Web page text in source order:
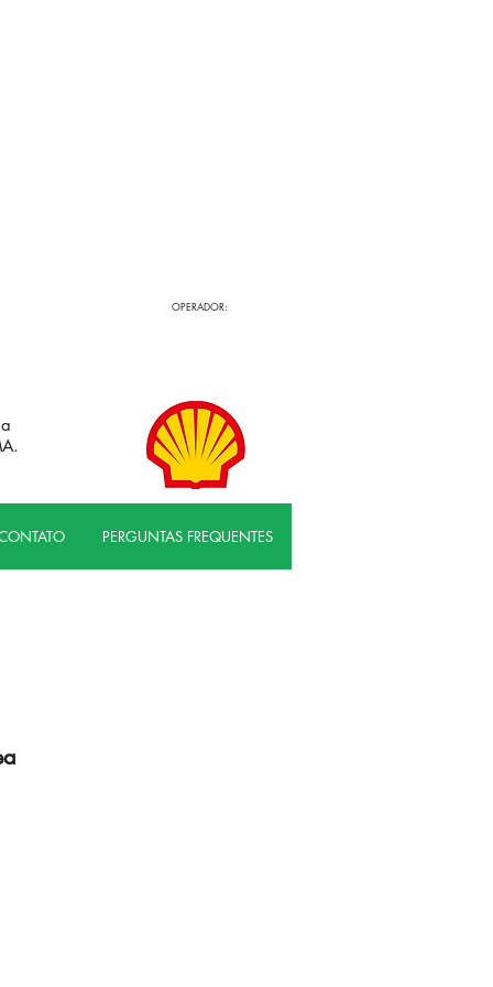
OPERADOR:
PERGUNTAS FREQUENTES